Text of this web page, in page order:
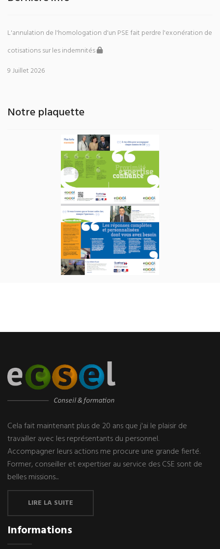
L'annulation de l'homologation d'un PSE fait perdre l'exonération de
cotisations sur les indemnités
9 Juillet 2026
Notre plaquette
Cela fait maintenant plus de 20 ans que j'ai le plaisir de
travailler avec les représentants du personnel.
Accompagner leurs actions me procure une grande fierté.
Former, conseiller et expertiser au service des CSE sont de
belles missions...
LIRE LA SUITE
Informations